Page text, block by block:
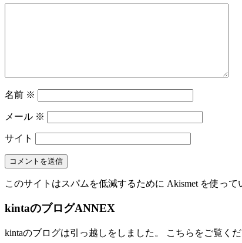
名前 ※
メール ※
サイト
このサイトはスパムを低減するために Akismet を使って
kintaのブログANNEX
kintaのブログは引っ越しをしました。 こちらをご覧くだ